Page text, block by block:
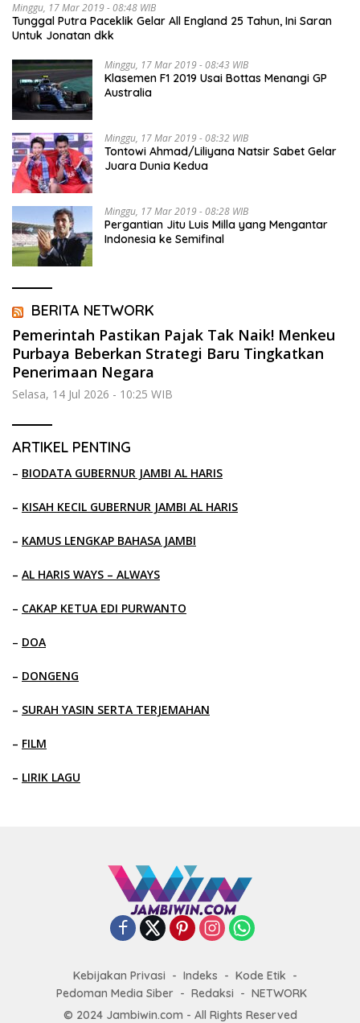
Minggu, 17 Mar 2019 - 08:48 WIB
Tunggal Putra Paceklik Gelar All England 25 Tahun, Ini Saran
Untuk Jonatan dkk
Minggu, 17 Mar 2019 - 08:43 WIB
Klasemen F1 2019 Usai Bottas Menangi GP
Australia
Minggu, 17 Mar 2019 - 08:32 WIB
Tontowi Ahmad/Liliyana Natsir Sabet Gelar
Juara Dunia Kedua
Minggu, 17 Mar 2019 - 08:28 WIB
Pergantian Jitu Luis Milla yang Mengantar
Indonesia ke Semifinal
BERITA NETWORK
Pemerintah Pastikan Pajak Tak Naik! Menkeu
Purbaya Beberkan Strategi Baru Tingkatkan
Penerimaan Negara
Selasa, 14 Jul 2026 - 10:25 WIB
ARTIKEL PENTING
– BIODATA GUBERNUR JAMBI AL HARIS
– KISAH KECIL GUBERNUR JAMBI AL HARIS
– KAMUS LENGKAP BAHASA JAMBI
– AL HARIS WAYS – ALWAYS
– CAKAP KETUA EDI PURWANTO
– DOA
– DONGENG
– SURAH YASIN SERTA TERJEMAHAN
– FILM
– LIRIK LAGU
Kebijakan Privasi Indeks
Kode Etik
Pedoman Media Siber
Redaksi
NETWORK
© 2024 Jambiwin.com - All Rights Reserved